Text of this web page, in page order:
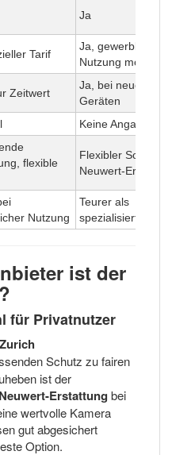
Ja
Tarif
Ja, gewerbliche
Nutzung möglich
Zeitwert
Ja, bei neueren
Geräten
Keine Angaben
flexible
Flexibler Schutz,
Neuwert-
Nutzung
Teurer als
spezialisierte
ist der
für Privatnutzer
Zurich
Schutz zu fairen
ist der
Neuwert-Erstattung bei
wertvolle Kamera
gut abgesichert
Option.